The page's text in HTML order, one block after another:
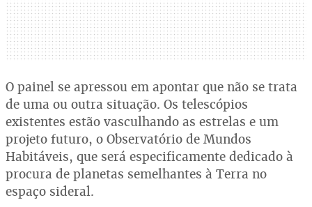
O painel se apressou em apontar que não se trata
de uma ou outra situação. Os telescópios
existentes estão vasculhando as estrelas e um
projeto futuro, o Observatório de Mundos
Habitáveis, que será especificamente dedicado à
procura de planetas semelhantes à Terra no
espaço sideral.